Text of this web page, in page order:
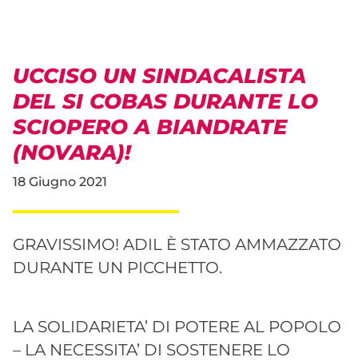
UCCISO UN SINDACALISTA
DEL SI COBAS DURANTE LO
SCIOPERO A BIANDRATE
(NOVARA)!
18 Giugno 2021
GRAVISSIMO! ADIL È STATO AMMAZZATO
DURANTE UN PICCHETTO.
LA SOLIDARIETA’ DI POTERE AL POPOLO
– LA NECESSITA’ DI SOSTENERE LO